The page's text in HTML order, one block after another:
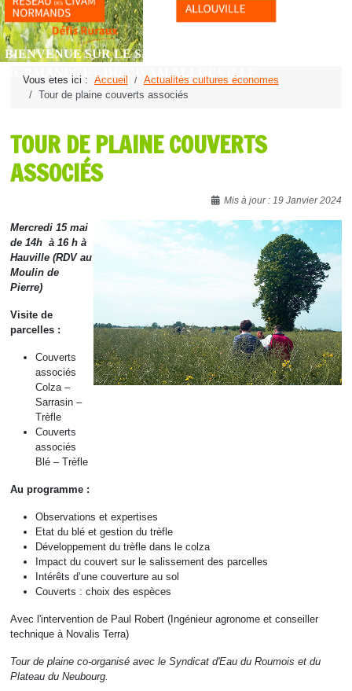
BIENVENUE SUR LE SITE DU RÉSEAU DES CIVAM
NORMANDS ET DU CIVAM ALLOUVILLE
Vous êtes ici : Accueil
Actualités cultures économes
Tour de plaine couverts associés
TOUR DE PLAINE COUVERTS
ASSOCIÉS
Mis à jour : 19 Janvier 2024
Mercredi 15 mai
de 14h à 16 h à
Hauville (RDV au
Moulin de
Pierre)
Visite de
parcelles :
Couverts
associés
Colza –
Sarrasin –
Trèfle
Couverts
associés
Blé – Trèfle
Au programme :
Observations et expertises
Etat du blé et gestion du trèfle
Développement du trèfle dans le colza
Impact du couvert sur le salissement des parcelles
Intérêts d’une couverture au sol
Couverts : choix des espèces
Avec l'intervention de Paul Robert (Ingénieur agronome et conseiller
technique à Novalis Terra)
Tour de plaine co-organisé avec le Syndicat d'Eau du Roumois et du
Plateau du Neubourg.